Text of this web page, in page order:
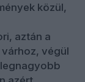
közül,
aztán a
végül